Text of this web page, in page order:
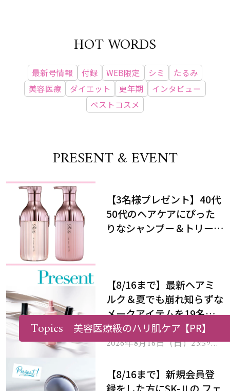
HOT WORDS
最新号情報 付録 WEB限定 シミ
たるみ
美容医療
ダイエット 更年期
インタビュー
ベストコスメ
PRESENT & EVENT
【3名様プレゼント】40代
50代のヘアケアにぴった
りなシャンプー＆トリート
【8/16まで】最新ヘアミ
ルク＆夏でも崩れ知らずな
メークアイテムを19名様
にプレゼント！
2026年8月16日（日）23:59ま
【8/16まで】新規会員登
Topics 美容医療級のハリ肌ケア【PR】